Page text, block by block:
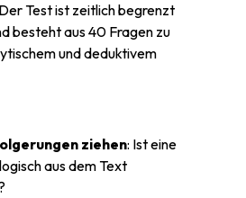
Test ist zeitlich begrenzt
besteht aus 40 Fragen zu
und deduktivem
ziehen: Ist eine
aus dem Text